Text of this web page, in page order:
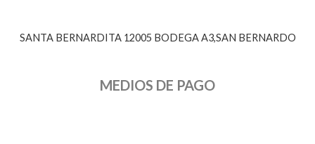
SANTA BERNARDITA 12005 BODEGA A3,SAN BERNARDO
MEDIOS DE PAGO